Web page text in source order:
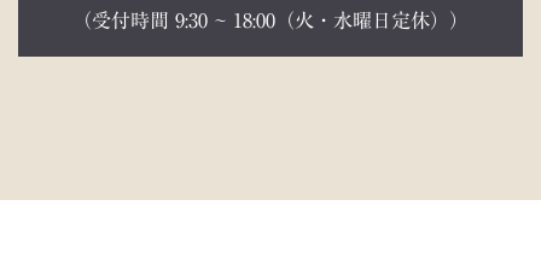
（受付時間 9:30 ~ 18:00（火・水曜日定休））